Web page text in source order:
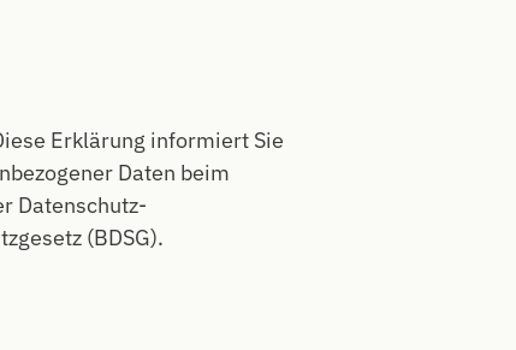
Erklärung informiert Sie
Daten beim
Datenschutz-
(BDSG).